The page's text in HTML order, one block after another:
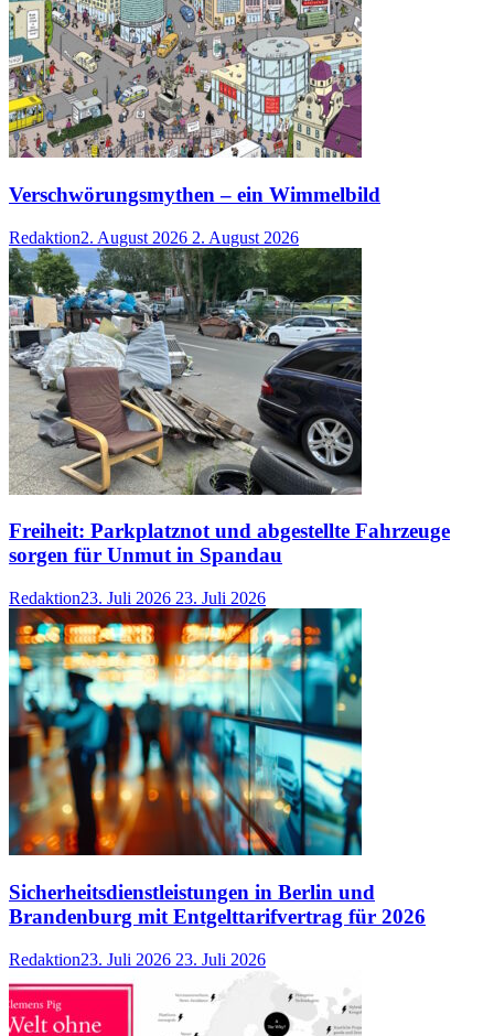
Verschwörungsmythen – ein Wimmelbild
Redaktion2. August 2026 2. August 2026
Freiheit: Parkplatznot und abgestellte Fahrzeuge
sorgen für Unmut in Spandau
Redaktion23. Juli 2026 23. Juli 2026
Sicherheitsdienstleistungen in Berlin und
Brandenburg mit Entgelttarifvertrag für 2026
Redaktion23. Juli 2026 23. Juli 2026